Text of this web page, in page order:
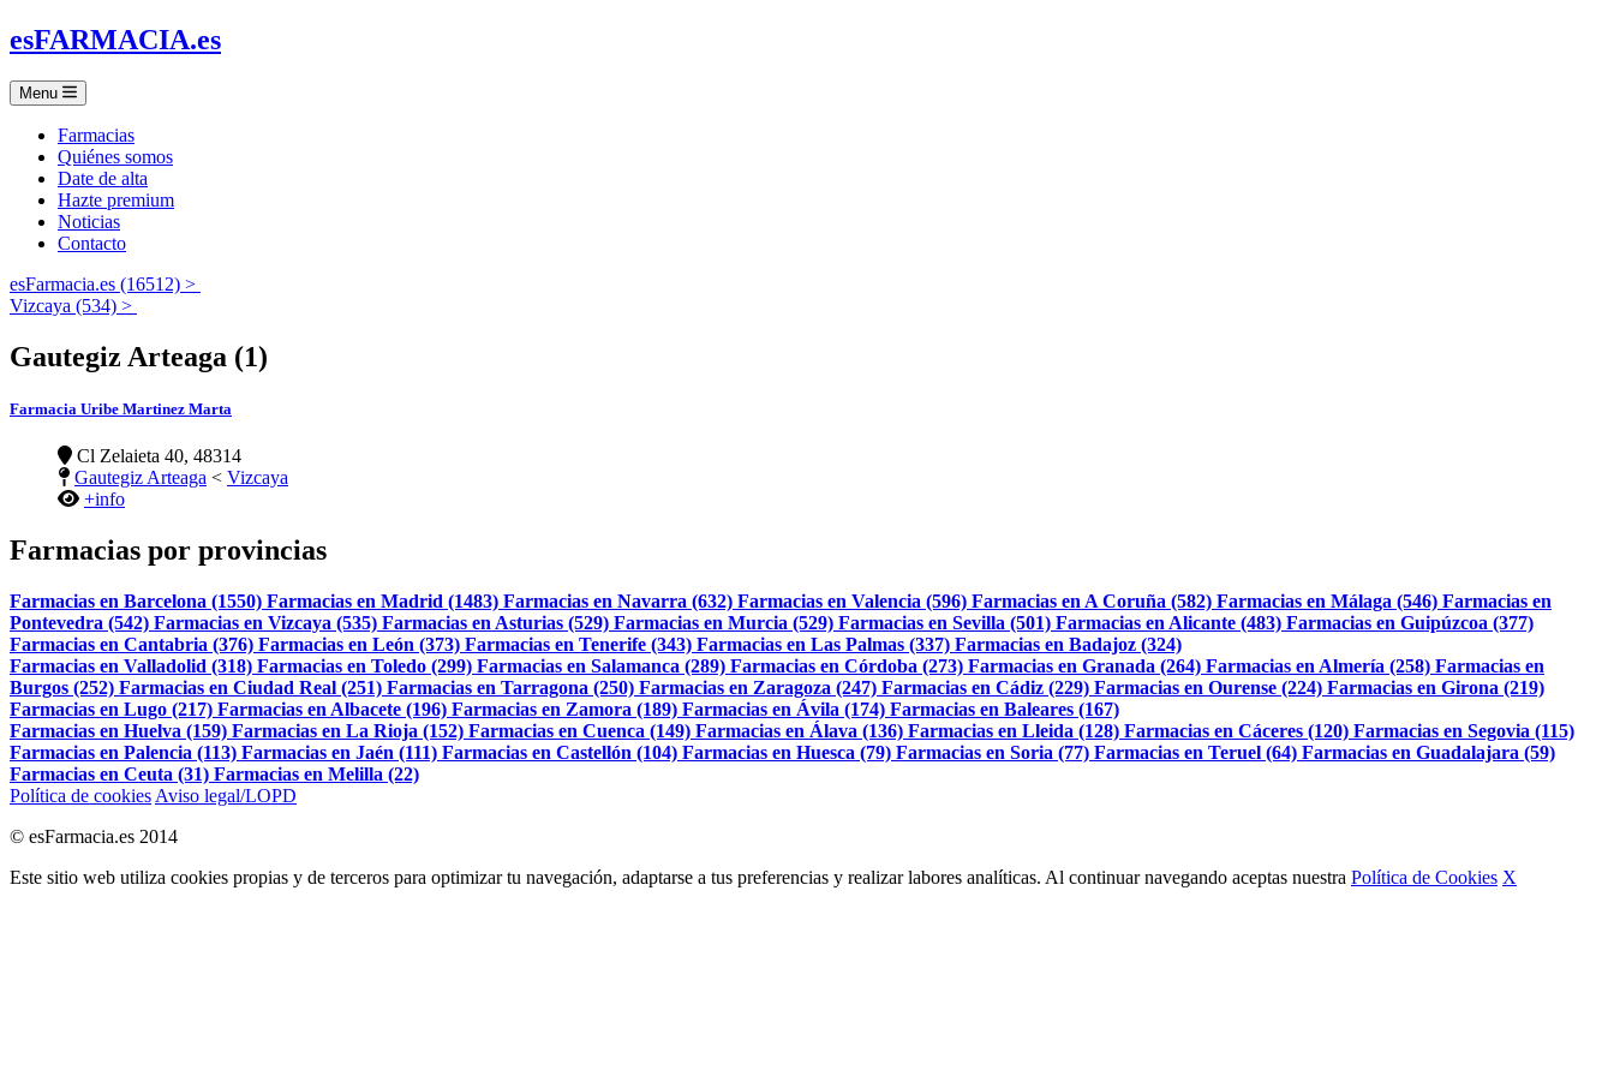
esFARMACIA.es
Menu
Farmacias
Quiénes somos
Date de alta
Hazte premium
Noticias
Contacto
esFarmacia.es (16512) >
Vizcaya (534) >
Gautegiz Arteaga (1)
Farmacia Uribe Martinez Marta
Cl Zelaieta 40, 48314
Gautegiz Arteaga < Vizcaya
+info
Farmacias por provincias
Farmacias en Barcelona (1550) Farmacias en Madrid (1483) Farmacias en Navarra (632) Farmacias en Valencia (596) Farmacias en A Coruña (582) Farmacias en Málaga (546) Farmacias en
Pontevedra (542) Farmacias en Vizcaya (535) Farmacias en Asturias (529) Farmacias en Murcia (529) Farmacias en Sevilla (501) Farmacias en Alicante (483) Farmacias en Guipúzcoa (377)
Farmacias en Cantabria (376) Farmacias en León (373) Farmacias en Tenerife (343) Farmacias en Las Palmas (337) Farmacias en Badajoz (324)
Farmacias en Valladolid (318) Farmacias en Toledo (299) Farmacias en Salamanca (289) Farmacias en Córdoba (273) Farmacias en Granada (264) Farmacias en Almería (258) Farmacias en
Burgos (252) Farmacias en Ciudad Real (251) Farmacias en Tarragona (250) Farmacias en Zaragoza (247) Farmacias en Cádiz (229) Farmacias en Ourense (224) Farmacias en Girona (219)
Farmacias en Lugo (217) Farmacias en Albacete (196) Farmacias en Zamora (189) Farmacias en Ávila (174) Farmacias en Baleares (167)
Farmacias en Huelva (159) Farmacias en La Rioja (152) Farmacias en Cuenca (149) Farmacias en Álava (136) Farmacias en Lleida (128) Farmacias en Cáceres (120) Farmacias en Segovia (115)
Farmacias en Palencia (113) Farmacias en Jaén (111) Farmacias en Castellón (104) Farmacias en Huesca (79) Farmacias en Soria (77) Farmacias en Teruel (64) Farmacias en Guadalajara (59)
Farmacias en Ceuta (31) Farmacias en Melilla (22)
Política de cookies Aviso legal/LOPD
© esFarmacia.es 2014
Este sitio web utiliza cookies propias y de terceros para optimizar tu navegación, adaptarse a tus preferencias y realizar labores analíticas. Al continuar navegando aceptas nuestra Política de Cookies X